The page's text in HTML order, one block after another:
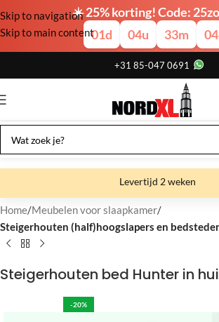
☀️ 25% korting! Code:
01d 04u 33m 03
Skip to navigation
Skip to main content
+31 85-047 0691
Levertijd 2 weken
Gratis verzending
Gratis afhalen
Home Meubelen voor slaapkamer
Steigerhouten (half)hoogslapers en
Steigerhouten bed Hunter in
-20%